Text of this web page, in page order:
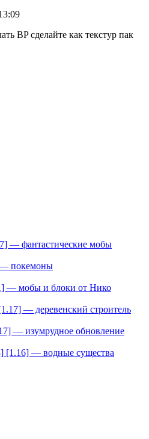
BP сделайте как текстур пак
— фантастические мобы
— покемоны
— мобы и блоки от Нико
— деревенский строитель
— изумрудное обновление
[1.16] — водные существа